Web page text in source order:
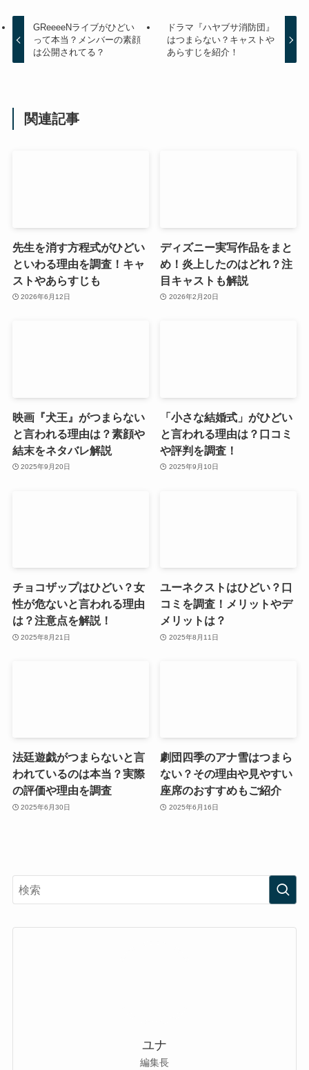
GReeeeNライブがひどい
って本当？メンバーの素顔
は公開されてる？
ドラマ『ハヤブサ消防団』
はつまらない？キャストや
あらすじを紹介！
関連記事
先生を消す方程式がひどい
といわる理由を調査！キャ
ストやあらすじも
2026年6月12日
ディズニー実写作品をまと
め！炎上したのはどれ？注
目キャストも解説
2026年2月20日
映画『犬王』がつまらない
と言われる理由は？素顔や
結末をネタバレ解説
2025年9月20日
「小さな結婚式」がひどい
と言われる理由は？口コミ
や評判を調査！
2025年9月10日
チョコザップはひどい？女
性が危ないと言われる理由
は？注意点を解説！
2025年8月21日
ユーネクストはひどい？口
コミを調査！メリットやデ
メリットは？
2025年8月11日
法廷遊戯がつまらないと言
われているのは本当？実際
の評価や理由を調査
2025年6月30日
劇団四季のアナ雪はつまら
ない？その理由や見やすい
座席のおすすめもご紹介
2025年6月16日
ユナ
編集長